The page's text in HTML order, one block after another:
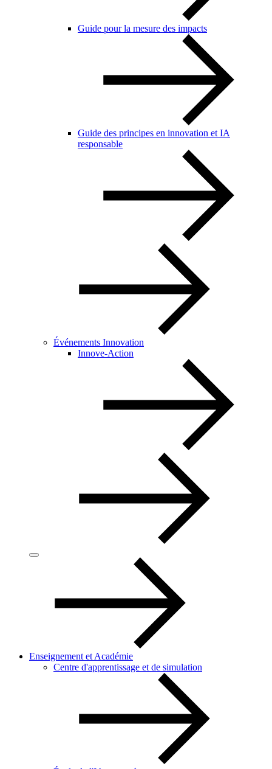
Guide pour la mesure des impacts
Guide des principes en innovation et IA
responsable
Événements Innovation
Innove-Action
Enseignement et Académie
Centre d'apprentissage et de simulation